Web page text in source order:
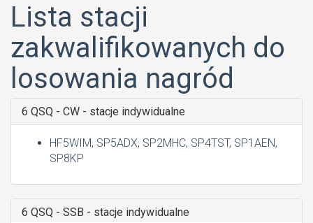
Lista stacji
zakwalifikowanych do
losowania nagród
6 QSQ - CW - stacje indywidualne
HF5WIM, SP5ADX, SP2MHC, SP4TST, SP1AEN,
SP8KP
6 QSQ - SSB - stacje indywidualne